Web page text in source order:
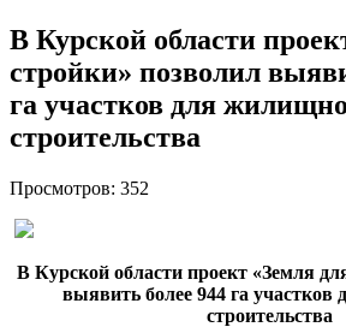
В Курской области
стройки» позволил
га участков для
строительства
Просмотров: 352
В Курской области проект «Земля
выявить более 944 га
строительства